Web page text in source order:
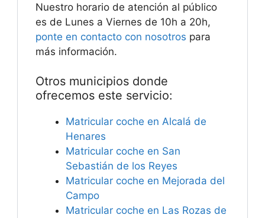
Nuestro horario de atención al público
es de Lunes a Viernes de 10h a 20h,
ponte en contacto con nosotros para
más información.
Otros municipios donde
ofrecemos este servicio:
Matricular coche en Alcalá de
Henares
Matricular coche en San
Sebastián de los Reyes
Matricular coche en Mejorada del
Campo
Matricular coche en Las Rozas de